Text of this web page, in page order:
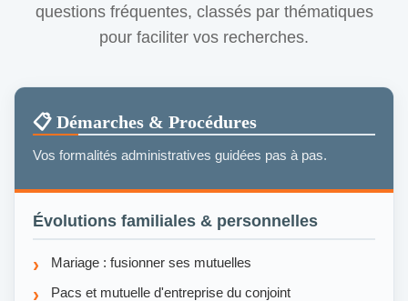
questions fréquentes, classés par thématiques
pour faciliter vos recherches.
📋 Démarches & Procédures
Vos formalités administratives guidées pas à pas.
Évolutions familiales & personnelles
Mariage : fusionner ses mutuelles
Pacs et mutuelle d'entreprise du conjoint